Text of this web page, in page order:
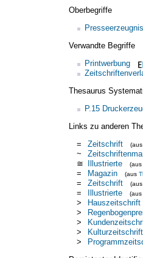
Oberbegriffe
Presseerzeugnis
Verwandte Begriffe
Printwerbung
Thesaurus
P.15
Links zu anderen
=
Zeitschrift
~
≅ Illustrierte (aus
= Magazin (aus
= Zeitschrift
= Illustrierte (aus
>
Hauszeitschrift
>
>
>
Kulturzeitschrift
>